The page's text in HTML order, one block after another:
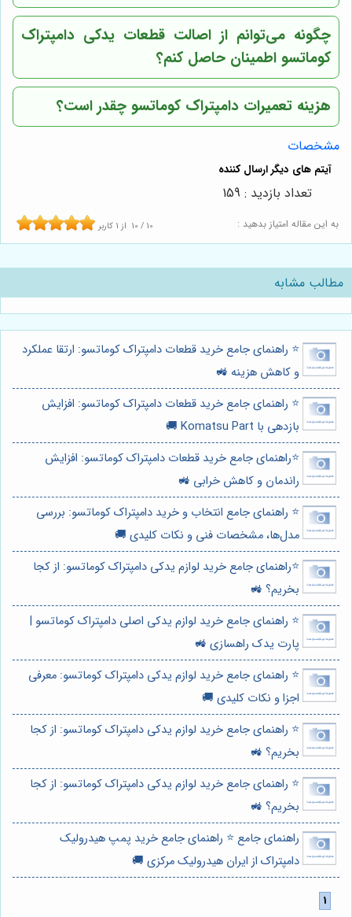
چگونه می‌توانم از اصالت قطعات یدکی دامپتراک
کوماتسو اطمینان حاصل کنم؟
هزینه تعمیرات دامپتراک کوماتسو چقدر است؟
مشخصات
به این مقاله امتیاز بدهید : 10 / 10 از 1 کاربر
تعداد بازدید : 159
مطالب مشابه
⭐️ راهنمای جامع خرید قطعات دامپتراک کوماتسو: ارتقا عملکرد
و کاهش هزینه 🚜
⭐️ راهنمای جامع خرید قطعات دامپتراک کوماتسو: افزایش
بازدهی با Komatsu Part 🚚
⭐️راهنمای جامع خرید قطعات دامپتراک کوماتسو: افزایش
راندمان و کاهش خرابی 🚜
⭐️ راهنمای جامع انتخاب و خرید دامپتراک کوماتسو: بررسی
مدل‌ها، مشخصات فنی و نکات کلیدی 🚚
⭐️راهنمای جامع خرید لوازم یدکی دامپتراک کوماتسو: از کجا
بخریم؟ 🚜
⭐️ راهنمای جامع خرید لوازم یدکی اصلی دامپتراک کوماتسو |
پارت یدک راهسازی 🚜
⭐️ راهنمای جامع خرید لوازم یدکی دامپتراک کوماتسو: معرفی
اجزا و نکات کلیدی 🚚
⭐️ راهنمای جامع خرید لوازم یدکی دامپتراک کوماتسو: از کجا
بخریم؟ 🚜
⭐️ راهنمای جامع خرید لوازم یدکی دامپتراک کوماتسو: از کجا
بخریم؟ 🚜
راهنمای جامع ⭐️ راهنمای جامع خرید پمپ هیدرولیک
دامپتراک از ایران هیدرولیک مرکزی 🚚